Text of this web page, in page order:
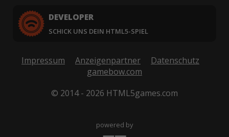
DEVELOPER
SCHICK UNS DEIN HTML5-SPIEL
Impressum Anzeigenpartner
Datenschutz
gamebow.com
© 2014 - 2026 HTML5games.com
powered by